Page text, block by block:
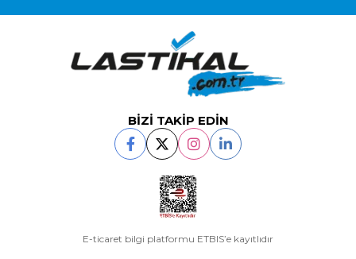
BİZİ TAKİP EDİN
E-ticaret bilgi platformu ETBIS’e kayıtlıdır